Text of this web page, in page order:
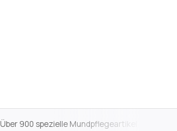
Über 900 spezielle Mundpflegeartikel